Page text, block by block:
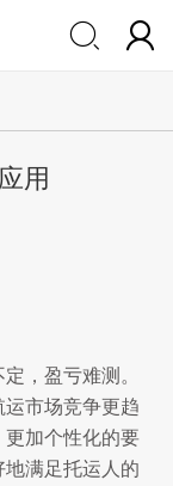
 
用
，盈亏难测。
市场竞争更趋
加个性化的要
满足托运人的